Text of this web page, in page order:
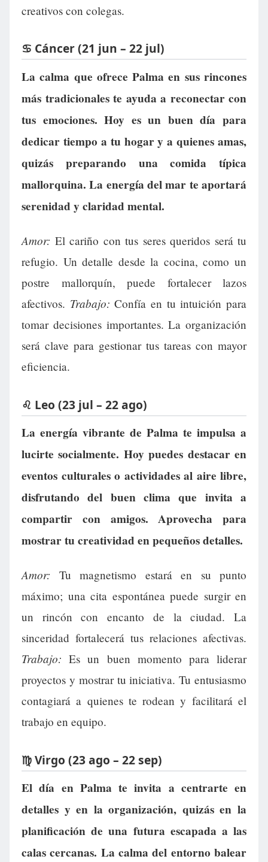
creativos con colegas.
♋ Cáncer (21 jun – 22 jul)
La calma que ofrece Palma en sus rincones
más tradicionales te ayuda a reconectar con
tus emociones. Hoy es un buen día para
dedicar tiempo a tu hogar y a quienes amas,
quizás preparando una comida típica
mallorquina. La energía del mar te aportará
serenidad y claridad mental.
Amor: El cariño con tus seres queridos será tu
refugio. Un detalle desde la cocina, como un
postre mallorquín, puede fortalecer lazos
afectivos. Trabajo: Confía en tu intuición para
tomar decisiones importantes. La organización
será clave para gestionar tus tareas con mayor
eficiencia.
♌ Leo (23 jul – 22 ago)
La energía vibrante de Palma te impulsa a
lucirte socialmente. Hoy puedes destacar en
eventos culturales o actividades al aire libre,
disfrutando del buen clima que invita a
compartir con amigos. Aprovecha para
mostrar tu creatividad en pequeños detalles.
Amor: Tu magnetismo estará en su punto
máximo; una cita espontánea puede surgir en
un rincón con encanto de la ciudad. La
sinceridad fortalecerá tus relaciones afectivas.
Trabajo: Es un buen momento para liderar
proyectos y mostrar tu iniciativa. Tu entusiasmo
contagiará a quienes te rodean y facilitará el
trabajo en equipo.
♍ Virgo (23 ago – 22 sep)
El día en Palma te invita a centrarte en
detalles y en la organización, quizás en la
planificación de una futura escapada a las
calas cercanas. La calma del entorno balear